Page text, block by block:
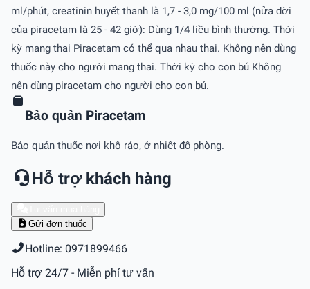
ml/phút, creatinin huyết thanh là 1,7 - 3,0 mg/100 ml (nửa đời
của piracetam là 25 - 42 giờ): Dùng 1/4 liều bình thường. Thời
kỳ mang thai Piracetam có thể qua nhau thai. Không nên dùng
thuốc này cho người mang thai. Thời kỳ cho con bú Không
nên dùng piracetam cho người cho con bú.
Bảo quản Piracetam
Bảo quản thuốc nơi khô ráo, ở nhiệt độ phòng.
Hỗ trợ khách hàng
Gửi đơn thuốc
Hotline: 0971899466
Hỗ trợ 24/7 - Miễn phí tư vấn